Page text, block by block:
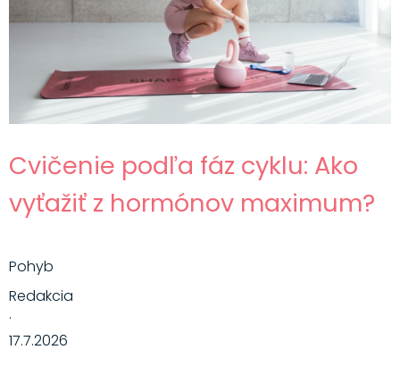
Cvičenie podľa fáz cyklu: Ako
vyťažiť z hormónov maximum?
Pohyb
Redakcia
·
17.7.2026